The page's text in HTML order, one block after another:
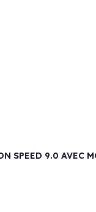
SPEED 9.0 AVEC